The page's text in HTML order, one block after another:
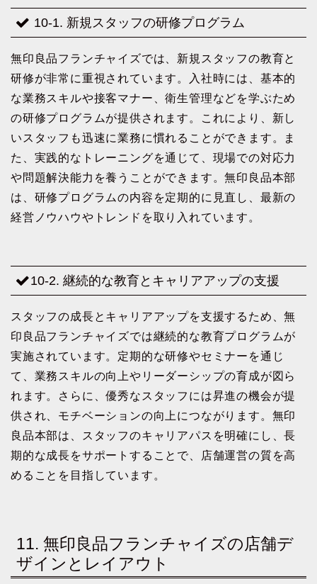
10-1. 新規スタッフの研修プログラム
無印良品フランチャイズでは、新規スタッフの教育と
研修が非常に重視されています。入社時には、基本的
な業務スキルや接客マナー、衛生管理などを学ぶため
の研修プログラムが提供されます。これにより、新し
いスタッフも迅速に業務に慣れることができます。ま
た、実践的なトレーニングを通じて、現場での対応力
や問題解決能力を養うことができます。無印良品本部
は、研修プログラムの内容を定期的に見直し、最新の
経営ノウハウやトレンドを取り入れています。
10-2. 継続的な教育とキャリアアップの支援
スタッフの成長とキャリアアップを支援するため、無
印良品フランチャイズでは継続的な教育プログラムが
実施されています。定期的な研修やセミナーを通じ
て、業務スキルの向上やリーダーシップの育成が図ら
れます。さらに、優秀なスタッフには昇進の機会が提
供され、モチベーションの向上につながります。無印
良品本部は、スタッフのキャリアパスを明確にし、長
期的な成長をサポートすることで、店舗運営の質を高
めることを目指しています。
11. 無印良品フランチャイズの店舗デ
ザインとレイアウト